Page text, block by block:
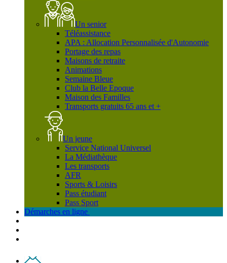
Un senior
Téléassistance
APA : Allocation Personnalisée d'Autonomie
Portage des repas
Maisons de retraite
Animations
Semaine Bleue
Club la Belle Epoque
Maison des Familles
Transports gratuits 65 ans et +
Un jeune
Service National Universel
La Médiathèque
Les transports
AFR
Sports & Loisirs
Pass étudiant
Pass Sport
Démarches en ligne
Contact